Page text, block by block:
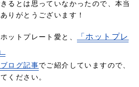
るとは思っていなかったので、本当
りがとうございます！
ットプレート愛と、
「ホットプレ
」
ログ記事でご紹介していますので、
ください。